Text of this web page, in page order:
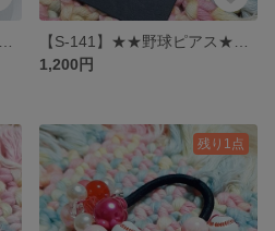
1,200円
残り1点